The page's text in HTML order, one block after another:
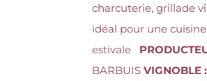
charcuterie, grillade
idéal pour une
estivale
BARBUIS VIGNOBLE :